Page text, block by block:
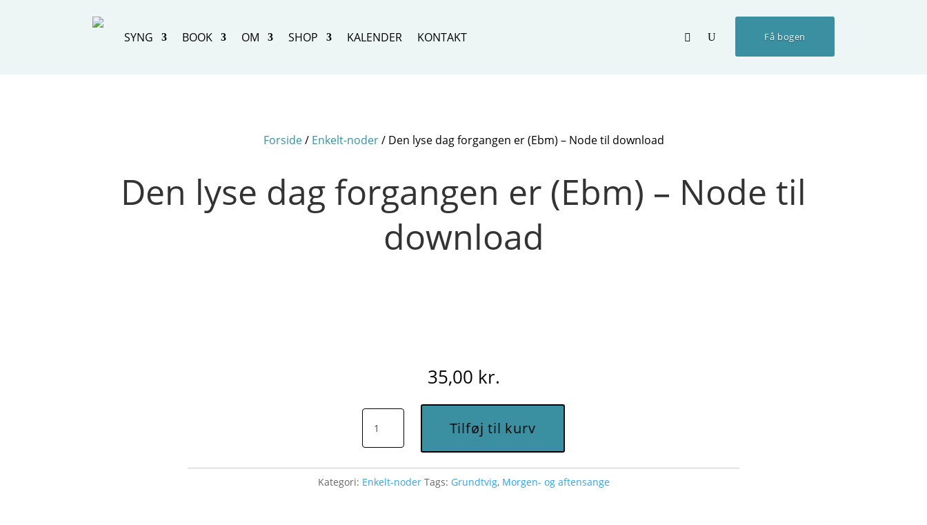
SYNG BOOK OM SHOP KALENDER KONTAKT Få bogen
Forside/ Enkelt-noder/ Den lyse dag forgangen er (Ebm) – Node til download
Den lyse dag forgangen er (Ebm) – Node til
download
35,00 kr.
lyse
forgangen
Tilføj til kurv
Kategori: Enkelt-noder Tags: Grundtvig, Morgen- og aftensange